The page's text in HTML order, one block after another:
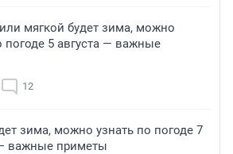
мягкой будет зима, можно
погоде 5 августа — важные
12
зима, можно узнать по погоде 7
важные приметы